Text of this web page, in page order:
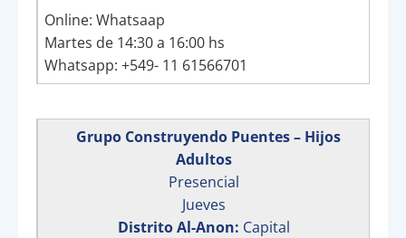
Online: Whatsaap
Martes de 14:30 a 16:00 hs
Whatsapp: +549- 11 61566701
Grupo Construyendo Puentes – Hijos
Adultos
Presencial
Jueves
Distrito Al-Anon: Capital